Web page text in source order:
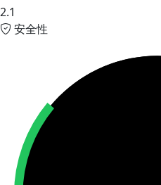
2.1
安全性